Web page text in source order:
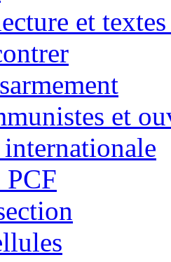
et
et
PCF